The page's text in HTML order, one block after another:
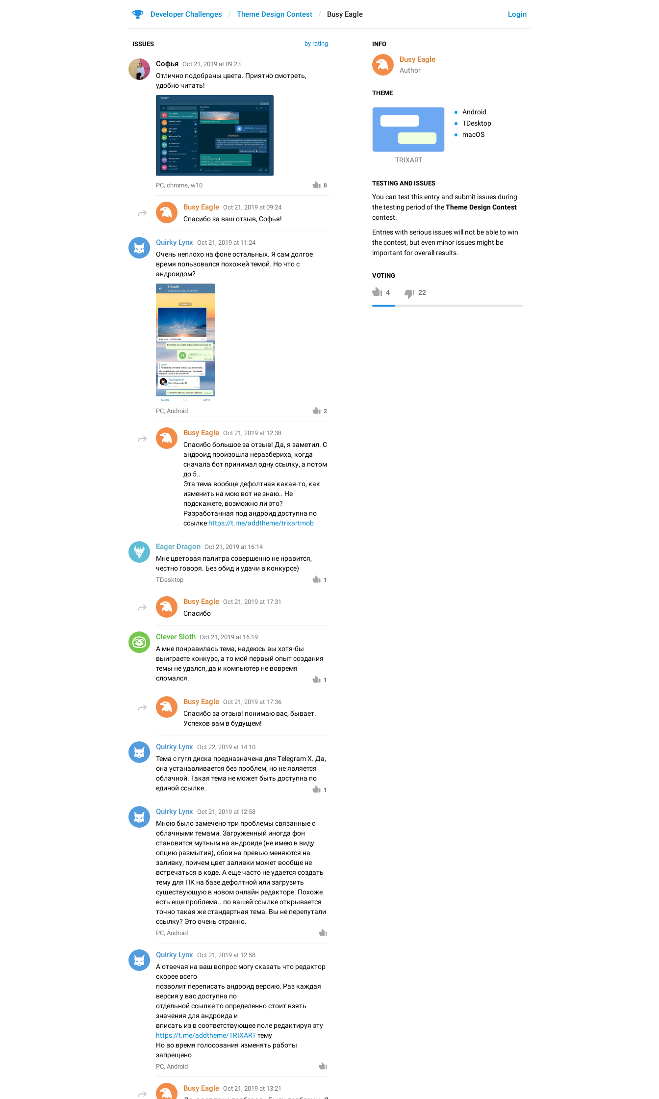
Login
Developer Challenges Theme Design Contest Busy Eagle
INFO
Busy Eagle
Author
THEME
TRIXART
Android
TDesktop
macOS
TESTING AND ISSUES
You can test this entry and submit issues during
the testing period of theTheme Design Contest
contest.
Entries with serious issues will not be able to win
the contest, but even minor issues might be
important for overall results.
VOTING
4 22
by rating
ISSUES
Софья Oct 21, 2019 at 09:23
Отлично подобраны цвета. Приятно смотреть,
удобно читать!
PC, chrome, w10 8
Busy Eagle Oct 21, 2019 at 09:24
Спасибо за ваш отзыв, Софья!
Quirky Lynx Oct 21, 2019 at 11:24
Очень неплохо на фоне остальных. Я сам долгое
время пользовался похожей темой. Но что с
андроидом?
PC, Android 2
Busy Eagle Oct 21, 2019 at 12:38
Спасибо большое за отзыв! Да, я заметил. С
андроид произошла неразбериха, когда
сначала бот принимал одну ссылку, а потом
до 5..
Эта тема вообще дефолтная какая-то, как
изменить на мою вот не знаю.. Не
подскажете, возможно ли это?
Разработанная под андроид доступна по
ссылке https://t.me/addtheme/trixartmob
Eager Dragon Oct 21, 2019 at 16:14
Мне цветовая палитра совершенно не нравится,
честно говоря. Без обид и удачи в конкурсе)
TDesktop 1
Busy Eagle Oct 21, 2019 at 17:31
Спасибо
Clever Sloth Oct 21, 2019 at 16:19
А мне понравилась тема, надеюсь вы хотя-бы
выиграете конкурс, а то мой первый опыт создания
темы не удался, да и компьютер не вовремя
сломался.
1
Busy Eagle Oct 21, 2019 at 17:36
Спасибо за отзыв! понимаю вас, бывает.
Успехов вам в будущем!
Quirky Lynx Oct 22, 2019 at 14:10
Тема с гугл диска предназначена для Тelegram X. Да,
она устанавливается без проблем, но не является
облачной. Такая тема не может быть доступна по
единой ссылке.
1
Quirky Lynx Oct 21, 2019 at 12:58
Мною было замечено три проблемы связанные с
облачными темами. Загруженный иногда фон
становится мутным на андроиде (не имею в виду
опцию размытия), обои на превью меняются на
заливку, причем цвет заливки может вообще не
встречаться в коде. А еще часто не удается создать
тему для ПК на базе дефолтной или загрузить
существующую в новом онлайн редакторе. Похоже
есть еще проблема.. по вашей ссылке открывается
точно такая же стандартная тема. Вы не перепутали
ссылку? Это очень странно.
PC, Android
Quirky Lynx Oct 21, 2019 at 12:58
А отвечая на ваш вопрос могу сказать что редактор
скорее всего
позволит переписать андроид версию. Раз каждая
версия у вас доступна по
отдельной ссылке то определенно стоит взять
значения для андроида и
вписать из в соответствующее поле редактируя эту
https://t.me/addtheme/TRIXARTтему
Но во время голосования изменять работы
запрещено
PC, Android
Busy Eagle Oct 21, 2019 at 13:21